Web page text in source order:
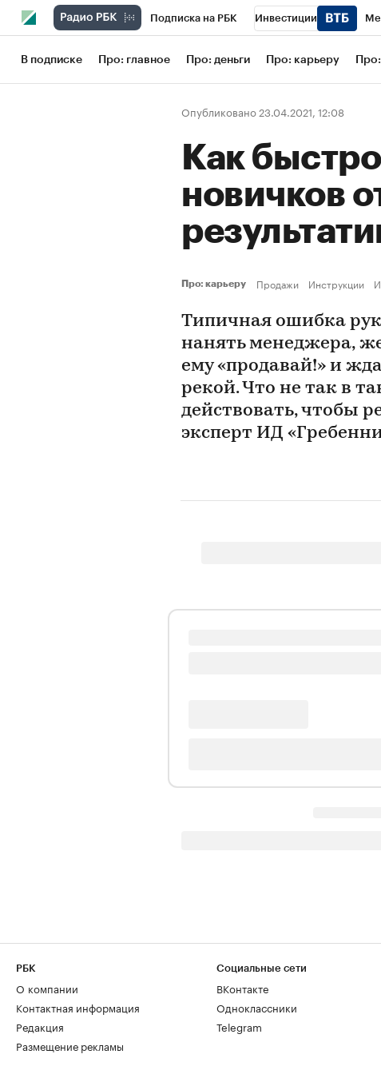
Подписка на РБК Инвестиции
Школа управления РБК РБК Образование
Рынок наличной валюты
В подписке Про: главное Про: деньги Про: карьеру
Опубликовано 23.04.2021, 12:08
Как
новичков
Про: карьеру Продажи Инструкции
Типичная ошибка
нанять менеджера,
ему «продавай!» и
рекой. Что не так в
действовать, чтобы
эксперт ИД
РБК
О компании
Контактная информация
Редакция
Размещение рекламы
Социальные сети
ВКонтакте
Одноклассники
Telegram